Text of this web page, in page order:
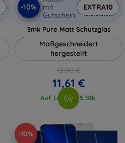
-10%
mit
Gutschein
EXTRA10
3mk Pure Matt Schutzglas
Maßgeschneidert
hergestellt
12,90 €
11,61 €
Auf Lager > 5 Stk.
-10%